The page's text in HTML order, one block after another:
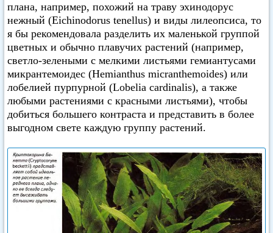
плана, например, похожий на траву эхинодорус
нежный (Eichinodorus tenellus) и виды лилеопсиса, то
я бы рекомендовала разделить их маленькой группой
цветных и обычно плавучих растений (например,
светло-зелеными с мелкими листьями гемиантусами
микрантемоидес (Hemianthus micranthemoides) или
лобелией пурпурной (Lobelia cardinalis), а также
любыми растениями с красными листьями), чтобы
добиться большего контраста и представить в более
выгодном свете каждую группу растений.